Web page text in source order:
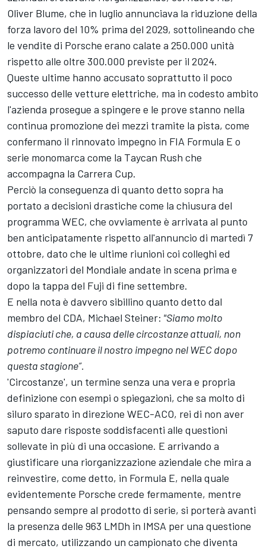
Oliver Blume, che in luglio annunciava la riduzione della
forza lavoro del 10% prima del 2029, sottolineando che
le vendite di Porsche erano calate a 250.000 unità
rispetto alle oltre 300.000 previste per il 2024.
Queste ultime hanno accusato soprattutto il poco
successo delle vetture elettriche, ma in codesto ambito
l'azienda prosegue a spingere e le prove stanno nella
continua promozione dei mezzi tramite la pista, come
confermano il rinnovato impegno in FIA Formula E o
serie monomarca come la Taycan Rush che
accompagna la Carrera Cup.
Perciò la conseguenza di quanto detto sopra ha
portato a decisioni drastiche come la chiusura del
programma WEC, che ovviamente è arrivata al punto
ben anticipatamente rispetto all'annuncio di martedì 7
ottobre, dato che le ultime riunioni coi colleghi ed
organizzatori del Mondiale andate in scena prima e
dopo la tappa del Fuji di fine settembre.
E nella nota è davvero sibillino quanto detto dal
membro del CDA, Michael Steiner: "Siamo molto
dispiaciuti che, a causa delle circostanze attuali, non
potremo continuare il nostro impegno nel WEC dopo
questa stagione”.
'Circostanze', un termine senza una vera e propria
definizione con esempi o spiegazioni, che sa molto di
siluro sparato in direzione WEC-ACO, rei di non aver
saputo dare risposte soddisfacenti alle questioni
sollevate in più di una occasione. E arrivando a
giustificare una riorganizzazione aziendale che mira a
reinvestire, come detto, in Formula E, nella quale
evidentemente Porsche crede fermamente, mentre
pensando sempre al prodotto di serie, si porterà avanti
la presenza delle 963 LMDh in IMSA per una questione
di mercato, utilizzando un campionato che diventa